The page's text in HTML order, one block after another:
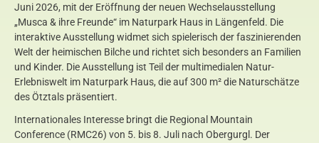
Juni 2026, mit der Eröffnung der neuen Wechselausstellung
„Musca & ihre Freunde“ im Naturpark Haus in Längenfeld. Die
interaktive Ausstellung widmet sich spielerisch der faszinierenden
Welt der heimischen Bilche und richtet sich besonders an Familien
und Kinder. Die Ausstellung ist Teil der multimedialen Natur-
Erlebniswelt im Naturpark Haus, die auf 300 m² die Naturschätze
des Ötztals präsentiert.
Internationales Interesse bringt die Regional Mountain
Conference (RMC26) von 5. bis 8. Juli nach Obergurgl. Der